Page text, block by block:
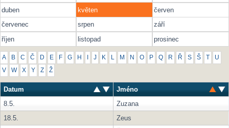
duben
květen
červen
červenec
srpen
září
říjen
listopad prosinec
A B C Č D E F G H J K L M N O P Q R Ř S Š U
V W X Y Z Ž
Datum
Jméno
8.5.
Zuzana
18.5.
Zeus